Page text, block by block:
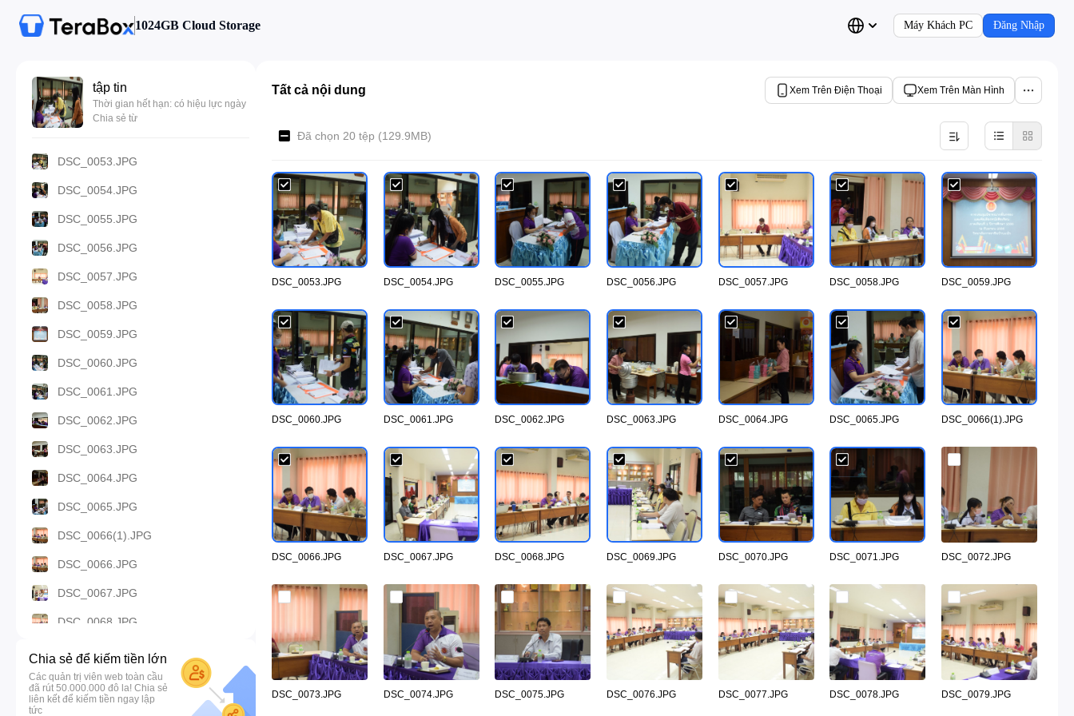
1024GB Cloud Storage Máy Khách PC Đăng Nhập
tập tin
Thời gian hết hạn: có hiệu lực ngày
Chia sẻ từ
DSC_0053.JPG
DSC_0054.JPG
DSC_0055.JPG
DSC_0056.JPG
DSC_0057.JPG
DSC_0058.JPG
DSC_0059.JPG
DSC_0060.JPG
DSC_0061.JPG
DSC_0062.JPG
DSC_0063.JPG
DSC_0064.JPG
DSC_0065.JPG
DSC_0066(1).JPG
DSC_0066.JPG
DSC_0067.JPG
DSC_0068.JPG
DSC_0069.JPG
DSC_0070.JPG
DSC_0071.JPG
Chia sẻ để kiếm tiền lớn
Các quản trị viên web toàn cầu
đã rút 50.000.000 đô la! Chia sẻ
liên kết để kiếm tiền ngay lập
tức
Tất cả nội dung Xem Trên Điện Thoại Xem Trên Màn Hình
Đã chọn 20 tệp (129.9MB)
DSC_0053.JPG DSC_0054.JPG DSC_0055.JPG DSC_0056.JPG DSC_0057.JPG DSC_0058.JPG DSC_0059.JPG
DSC_0060.JPG DSC_0061.JPG DSC_0062.JPG DSC_0063.JPG DSC_0064.JPG DSC_0065.JPG DSC_0066(1).JPG
DSC_0066.JPG DSC_0067.JPG DSC_0068.JPG DSC_0069.JPG DSC_0070.JPG DSC_0071.JPG DSC_0072.JPG
DSC_0073.JPG DSC_0074.JPG DSC_0075.JPG DSC_0076.JPG DSC_0077.JPG DSC_0078.JPG DSC_0079.JPG